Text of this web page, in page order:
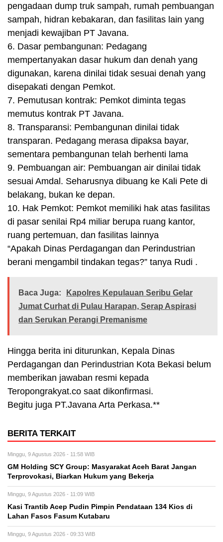
pengadaan dump truk sampah, rumah pembuangan
sampah, hidran kebakaran, dan fasilitas lain yang
menjadi kewajiban PT Javana.
6. Dasar pembangunan: Pedagang
mempertanyakan dasar hukum dan denah yang
digunakan, karena dinilai tidak sesuai denah yang
disepakati dengan Pemkot.
7. Pemutusan kontrak: Pemkot diminta tegas
memutus kontrak PT Javana.
8. Transparansi: Pembangunan dinilai tidak
transparan. Pedagang merasa dipaksa bayar,
sementara pembangunan telah berhenti lama
9. Pembuangan air: Pembuangan air dinilai tidak
sesuai Amdal. Seharusnya dibuang ke Kali Pete di
belakang, bukan ke depan.
10. Hak Pemkot: Pemkot memiliki hak atas fasilitas
di pasar senilai Rp4 miliar berupa ruang kantor,
ruang pertemuan, dan fasilitas lainnya
“Apakah Dinas Perdagangan dan Perindustrian
berani mengambil tindakan tegas?” tanya Rudi .
Baca Juga:
Kapolres Kepulauan Seribu Gelar
Jumat Curhat di Pulau Harapan, Serap Aspirasi
dan Serukan Perangi Premanisme
Hingga berita ini diturunkan, Kepala Dinas
Perdagangan dan Perindustrian Kota Bekasi belum
memberikan jawaban resmi kepada
Teropongrakyat.co saat dikonfirmasi.
Begitu juga PT.Javana Arta Perkasa.**
BERITA TERKAIT
Minggu, 9 Agustus 2026 - 11:58 WIB
GM Holding SCY Group: Masyarakat Aceh Barat Jangan
Terprovokasi, Biarkan Hukum yang Bekerja
Minggu, 9 Agustus 2026 - 11:09 WIB
Kasi Trantib Acep Pudin Pimpin Pendataan 134 Kios di
Lahan Fasos Fasum Kutabaru
Minggu, 9 Agustus 2026 - 09:33 WIB